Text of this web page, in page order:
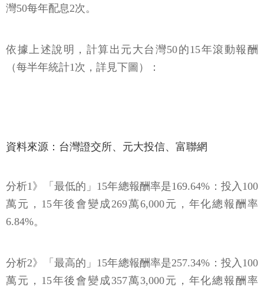
灣50每年配息2次。
依據上述說明，計算出元大台灣50的15年滾動報酬
（每半年統計1次，詳見下圖）：
資料來源：台灣證交所、元大投信、富聯網
分析1》「最低的」15年總報酬率是169.64%：投入100
萬元，15年後會變成269萬6,000元，年化總報酬率
6.84%。
分析2》「最高的」15年總報酬率是257.34%：投入100
萬元，15年後會變成357萬3,000元，年化總報酬率